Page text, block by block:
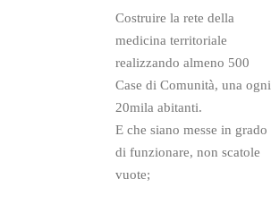
Costruire la rete della
medicina territoriale
realizzando almeno 500
Case di Comunità, una ogni
20mila abitanti.
E che siano messe in grado
di funzionare, non scatole
vuote;